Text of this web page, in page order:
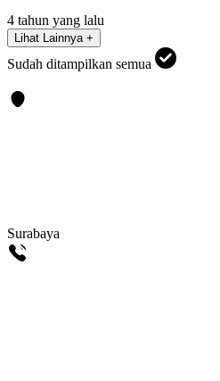
4 tahun yang lalu
Lihat Lainnya +
Sudah ditampilkan semua
Surabaya